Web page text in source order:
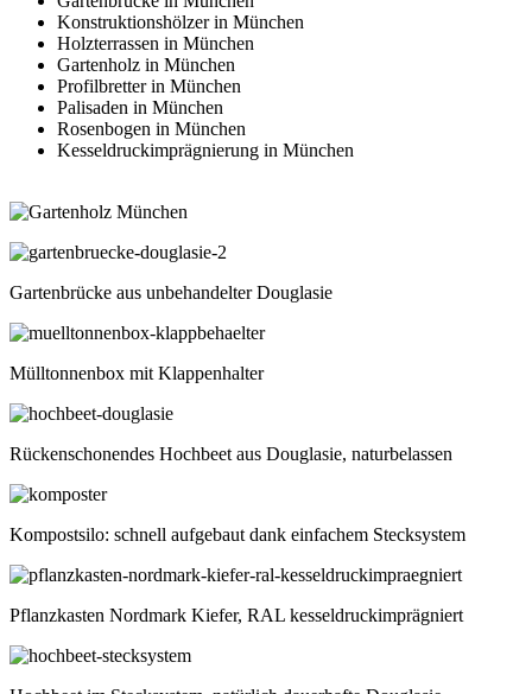
Konstruktionshölzer in München
Holzterrassen in München
Gartenholz in München
Profilbretter in München
Palisaden in München
Rosenbogen in München
Kesseldruckimprägnierung in München
Gartenbrücke aus unbehandelter Douglasie
Mülltonnenbox mit Klappenhalter
Rückenschonendes Hochbeet aus Douglasie, naturbelassen
Kompostsilo: schnell aufgebaut dank einfachem Stecksystem
Pflanzkasten Nordmark Kiefer, RAL kesseldruckimprägniert